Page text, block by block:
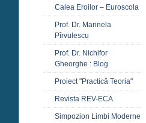
Calea Eroilor – Euroscola
Prof. Dr. Marinela
Pîrvulescu
Prof. Dr. Nichifor
Gheorghe : Blog
Proiect "Practică Teoria"
Revista REV-ECA
Simpozion Limbi Moderne